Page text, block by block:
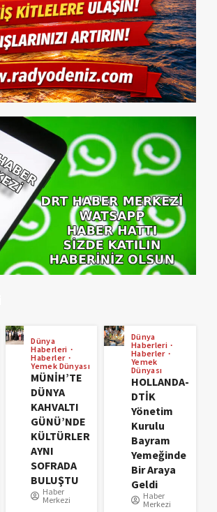
Dünya
Haberleri
Haberler
Yemek Dünyası
MÜNİH’TE
DÜNYA
KAHVALTI
GÜNÜ’NDE
KÜLTÜRLER
AYNI
SOFRADA
BULUŞTU
Haber
Merkezi
Dünya
Haberleri
Haberler
Yemek
Dünyası
HOLLANDA-
DTİK
Yönetim
Kurulu
Bayram
Yemeğinde
Bir Araya
Geldi
Haber
Merkezi